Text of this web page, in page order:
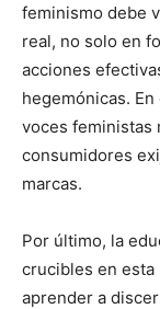
feminismo debe
real, no solo en
acciones
hegemónicas.
voces feministas
consumidores
marcas.
Por último, la
crucibles en esta
aprender a